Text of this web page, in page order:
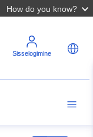
How do you know?
Sisselogimine